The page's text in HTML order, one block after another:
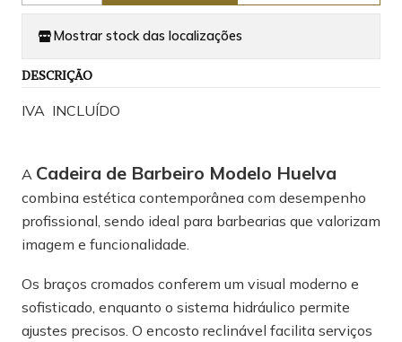
Mostrar stock das localizações
DESCRIÇÃO
IVA INCLUÍDO
A Cadeira de Barbeiro Modelo Huelva
combina estética contemporânea com desempenho
profissional, sendo ideal para barbearias que valorizam
imagem e funcionalidade.
Os braços cromados conferem um visual moderno e
sofisticado, enquanto o sistema hidráulico permite
ajustes precisos. O encosto reclinável facilita serviços